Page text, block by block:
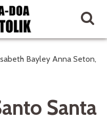
Bayley Anna Seton,
Santa